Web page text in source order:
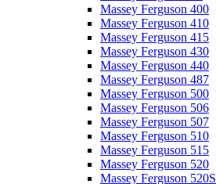
Massey Ferguson 400
Massey Ferguson 410
Massey Ferguson 415
Massey Ferguson 430
Massey Ferguson 440
Massey Ferguson 487
Massey Ferguson 500
Massey Ferguson 506
Massey Ferguson 507
Massey Ferguson 510
Massey Ferguson 515
Massey Ferguson 520
Massey Ferguson 520S